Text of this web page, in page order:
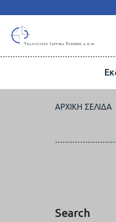
ΑΡΧΙΚΉ ΣΕΛΊΔΑ
Search